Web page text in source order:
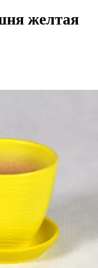
желтая